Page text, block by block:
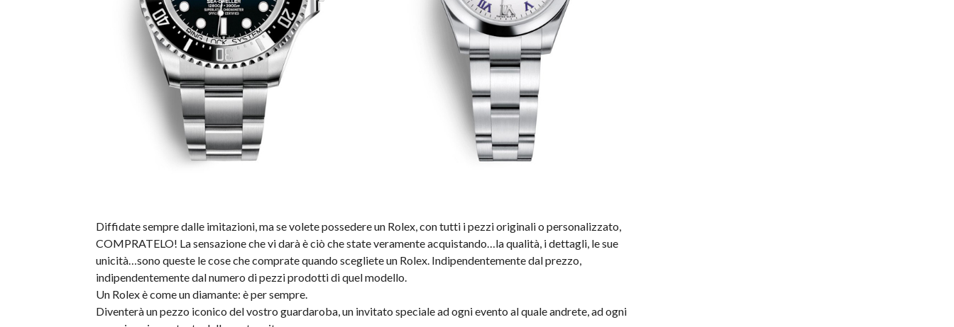
Diffidate sempre dalle imitazioni, ma se volete possedere un Rolex, con tutti i pezzi originali o personalizzato,
COMPRATELO! La sensazione che vi darà è ciò che state veramente acquistando…la qualità, i dettagli, le sue
unicità…sono queste le cose che comprate quando scegliete un Rolex. Indipendentemente dal prezzo,
indipendentemente dal numero di pezzi prodotti di quel modello.
Un Rolex è come un diamante: è per sempre.
Diventerà un pezzo iconico del vostro guardaroba, un invitato speciale ad ogni evento al quale andrete, ad ogni